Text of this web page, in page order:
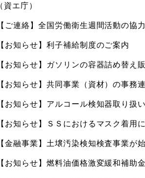
（資エ庁）
【ご連絡】 全国労働衛生週間活動の協
【お知らせ】 利子補給制度のご案内
【お知らせ】 ガソリンの容器詰め替え
【お知らせ】 共同事業（資材）の事務
【お知らせ】 アルコール検知器取り扱
【お知らせ】
ＳＳにおけるマスク着用
【金融事業】 土壌汚染検知検査事業が
【お知らせ】 燃料油価格激変緩和補助